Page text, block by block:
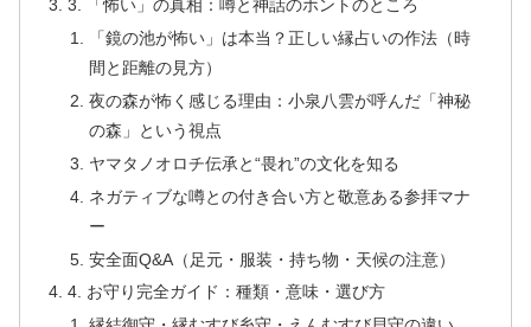
3. 「怖い」の真相：噂と神話のホントのところ
「鏡の池が怖い」は本当？正しい縁占いの作法（時
間と距離の見方）
夜の森が怖く感じる理由：小泉八雲が呼んだ「神秘
の森」という視点
ヤマタノオロチ伝承と“畏れ”の文化を知る
ネガティブな噂との付き合い方と敬意ある参拝マナ
ー
安全面Q&A（足元・服装・持ち物・天候の注意）
4. お守り完全ガイド：種類・意味・選び方